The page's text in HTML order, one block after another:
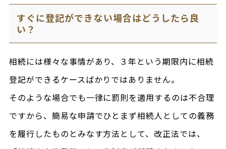
すぐに登記ができない場合はどうしたら良
い？
相続には様々な事情があり、３年という期限内に相続
登記ができるケースばかりではありません。
そのような場合でも一律に罰則を適用するのは不合理
ですから、簡易な申請でひとまず相続人としての義務
を履行したものとみなす方法として、改正法では、